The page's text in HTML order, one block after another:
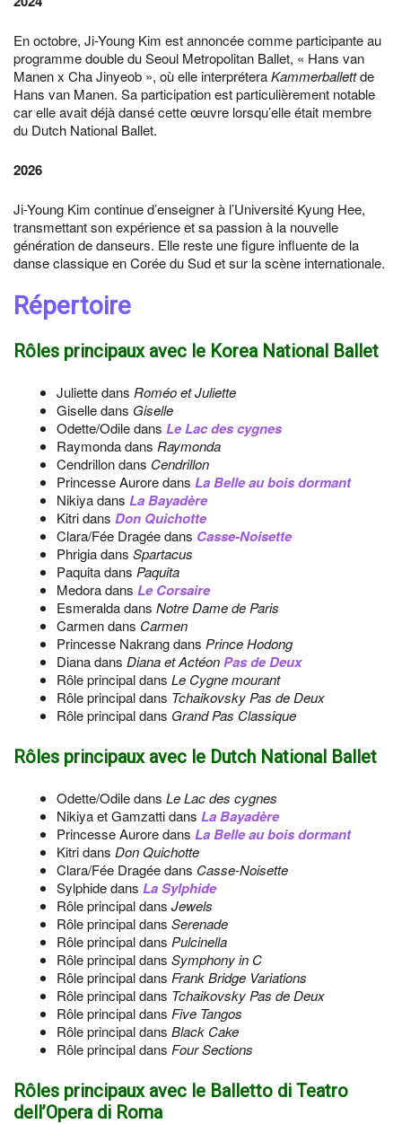
En octobre, Ji-Young Kim est annoncée comme participante au
programme double du Seoul Metropolitan Ballet, « Hans van
Manen x Cha Jinyeob », où elle interpréteraKammerballettde
Hans van Manen. Sa participation est particulièrement notable
car elle avait déjà dansé cette œuvre lorsqu’elle était membre
du Dutch National Ballet.
2026
Ji-Young Kim continue d’enseigner à l’Université Kyung Hee,
transmettant son expérience et sa passion à la nouvelle
génération de danseurs. Elle reste une figure influente de la
danse classique en Corée du Sud et sur la scène internationale.
Répertoire
Rôles principaux avec le Korea National Ballet
Juliette dans Roméo et Juliette
Giselle dans Giselle
Odette/Odile dans Le Lac des cygnes
Raymonda dans Raymonda
Cendrillon dans Cendrillon
Princesse Aurore dans La Belle au bois dormant
Nikiya dans La Bayadère
Kitri dans Don Quichotte
Clara/Fée Dragée dans Casse-Noisette
Phrigia dans Spartacus
Paquita dans Paquita
Medora dans Le Corsaire
Esmeralda dans Notre Dame de Paris
Carmen dans Carmen
Princesse Nakrang dans Prince Hodong
Diana dans Diana et ActéonPas de Deux
Rôle principal dans Le Cygne mourant
Rôle principal dans Tchaikovsky Pas de Deux
Rôle principal dans Grand Pas Classique
Rôles principaux avec le Dutch National Ballet
Odette/Odile dans Le Lac des cygnes
Nikiya et Gamzatti dans La Bayadère
Princesse Aurore dans La Belle au bois dormant
Kitri dans Don Quichotte
Clara/Fée Dragée dans Casse-Noisette
Sylphide dans La Sylphide
Rôle principal dans Jewels
Rôle principal dans Serenade
Rôle principal dans Pulcinella
Rôle principal dans Symphony in C
Rôle principal dans Frank Bridge Variations
Rôle principal dans Tchaikovsky Pas de Deux
Rôle principal dans Five Tangos
Rôle principal dans Black Cake
Rôle principal dans Four Sections
Rôles principaux avec le Balletto di Teatro
dell’Opera di Roma